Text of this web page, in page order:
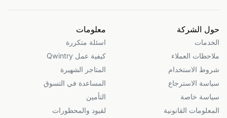
حول الشركة
الخدمات
ملاحظات العملاء
شروط الاستخدام
سياسة الاسترجاع
سياسة خاصة
المعلومات القانونية
معلومات
اسئلة متكررة
كيفية عمل Qwintry
المتاجر الشهيرة
المساعدة في التسوق
التأمين
لقيود والمحظورات